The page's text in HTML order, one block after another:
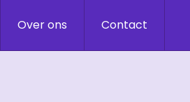
Over ons Contact